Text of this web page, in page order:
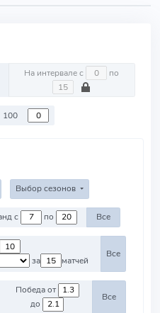
На интервале с по
100
Выбор сезонов
Против команд с по Все
за
матчей
Все
Победа от
до
Все